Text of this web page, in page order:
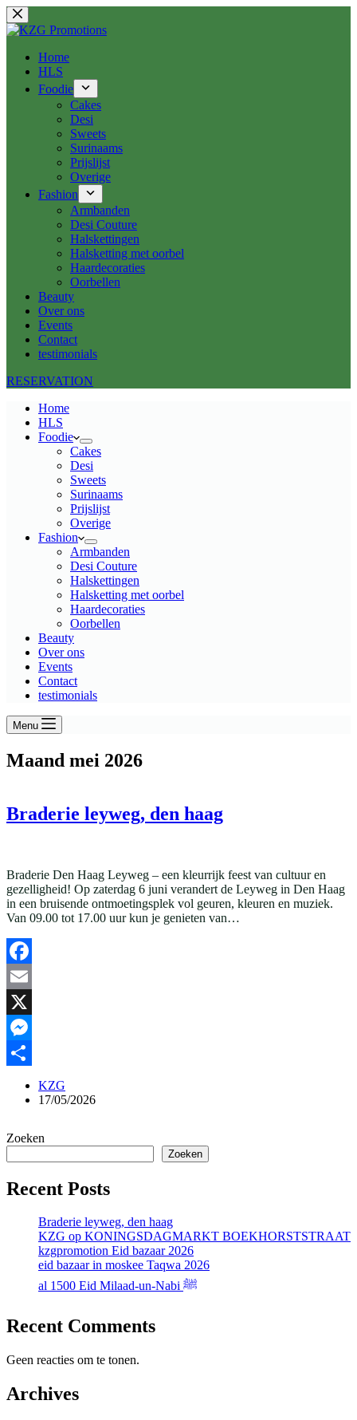
Ga
naar
inhoudHome
HLS
Foodie
Cakes
Desi
Sweets
Surinaams
Prijslijst
Overige
Fashion
Armbanden
Desi Couture
Halskettingen
Halsketting met oorbel
Haardecoraties
Oorbellen
Beauty
Over ons
Events
Contact
testimonials
RESERVATION
Home
HLS
Foodie
Cakes
Desi
Sweets
Surinaams
Prijslijst
Overige
Fashion
Armbanden
Desi Couture
Halskettingen
Halsketting met oorbel
Haardecoraties
Oorbellen
Beauty
Over ons
Events
Contact
testimonials
Menu
Maand mei 2026
Braderie leyweg, den haag
Braderie Den Haag Leyweg – een kleurrijk feest van cultuur en
gezelligheid! Op zaterdag 6 juni verandert de Leyweg in Den Haag
in een bruisende ontmoetingsplek vol geuren, kleuren en muziek.
Van 09.00 tot 17.00 uur kun je genieten van…
Facebook
Email
X
Messenger
KZG
17/05/2026
Zoeken
Zoeken
Recent Posts
Braderie leyweg, den haag
KZG op KONINGSDAGMARKT BOEKHORSTSTRAAT
kzgpromotion Eid bazaar 2026
eid bazaar in moskee Taqwa 2026
al 1500 Eid Milaad-un-Nabi ﷺ
Recent Comments
Geen reacties om te tonen.
Archives